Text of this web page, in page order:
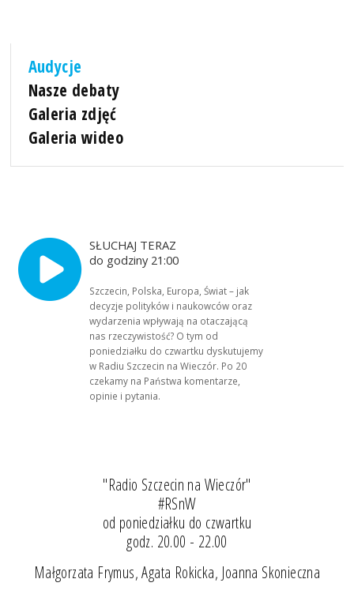
Audycje
Nasze debaty
Galeria zdjęć
Galeria wideo
SŁUCHAJ TERAZ
do godziny 21:00
Szczecin, Polska, Europa, Świat – jak
decyzje polityków i naukowców oraz
wydarzenia wpływają na otaczającą
nas rzeczywistość? O tym od
poniedziałku do czwartku dyskutujemy
w Radiu Szczecin na Wieczór. Po 20
czekamy na Państwa komentarze,
opinie i pytania.
"Radio Szczecin na Wieczór"
#RSnW
od poniedziałku do czwartku
godz. 20.00 - 22.00
Małgorzata Frymus, Agata Rokicka, Joanna Skonieczna